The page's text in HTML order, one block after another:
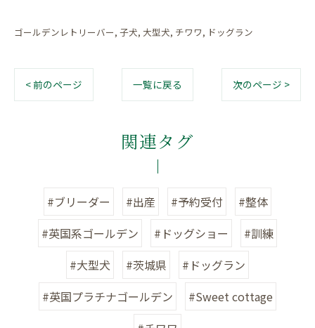
ゴールデンレトリーバー 子犬 大型犬 チワワ ドッグラン
< 前のページ 一覧に戻る 次のページ >
関連タグ
#ブリーダー #出産 #予約受付
#整体
#英国系ゴールデン
#ドッグショー
#訓練
#大型犬
#茨城県
#ドッグラン
#英国プラチナゴールデン
#Sweet cottage